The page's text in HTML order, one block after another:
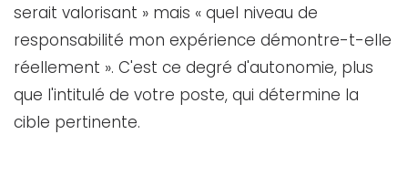
serait valorisant » mais « quel niveau de
responsabilité mon expérience démontre-t-elle
réellement ». C'est ce degré d'autonomie, plus
que l'intitulé de votre poste, qui détermine la
cible pertinente.